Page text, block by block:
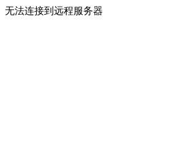
无法连接到远程服务器